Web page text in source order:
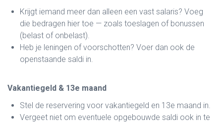
Krijgt iemand meer dan alleen een vast salaris? Voeg
die bedragen hier toe — zoals toeslagen of bonussen
(belast of onbelast).
Heb je leningen of voorschotten? Voer dan ook de
openstaande saldi in.
Vakantiegeld & 13e maand
Stel de reservering voor vakantiegeld en 13e maand in.
Vergeet niet om eventuele opgebouwde saldi ook in te